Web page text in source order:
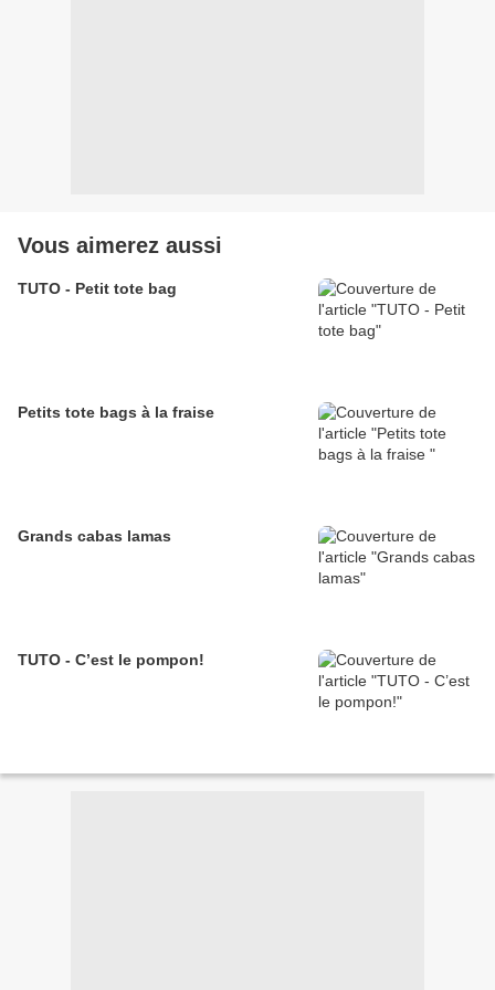
Vous aimerez aussi
TUTO - Petit tote bag
Petits tote bags à la fraise
Grands cabas lamas
TUTO - C’est le pompon!